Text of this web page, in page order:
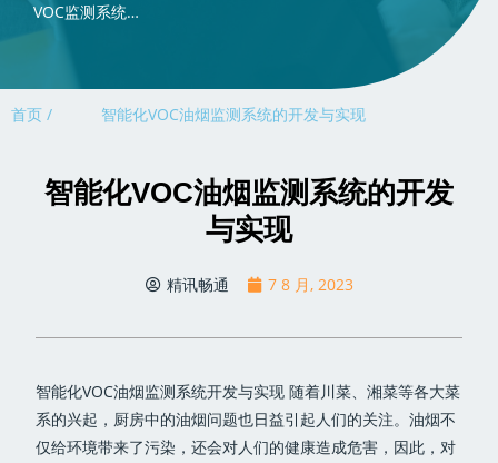
VOC监测系统…
首页 / 智能化VOC油烟监测系统的开发与实现
智能化VOC油烟监测系统的开发
与实现
精讯畅通 7 8 月, 2023
智能化VOC油烟监测系统开发与实现 随着川菜、湘菜等各大菜
系的兴起，厨房中的油烟问题也日益引起人们的关注。油烟不
仅给环境带来了污染，还会对人们的健康造成危害，因此，对